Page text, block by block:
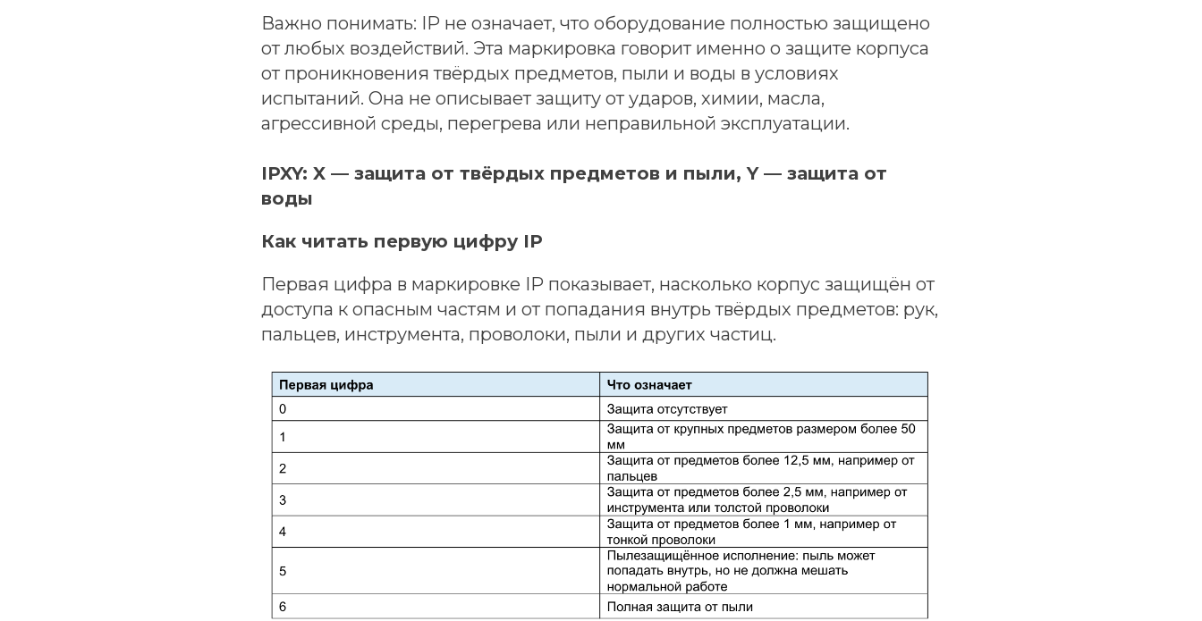
Важно понимать: IP не означает, что оборудование полностью защищено
от любых воздействий. Эта маркировка говорит именно о защите корпуса
от проникновения твёрдых предметов, пыли и воды в условиях
испытаний. Она не описывает защиту от ударов, химии, масла,
агрессивной среды, перегрева или неправильной эксплуатации.
IPXY: X — защита от твёрдых предметов и пыли, Y — защита от
воды
Как читать первую цифру IP
Первая цифра в маркировке IP показывает, насколько корпус защищён от
доступа к опасным частям и от попадания внутрь твёрдых предметов: рук,
пальцев, инструмента, проволоки, пыли и других частиц.